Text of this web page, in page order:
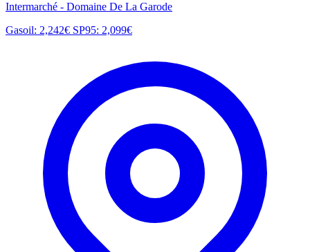
Intermarché - Domaine De La Garode
Gasoil: 2,242€ SP95: 2,099€